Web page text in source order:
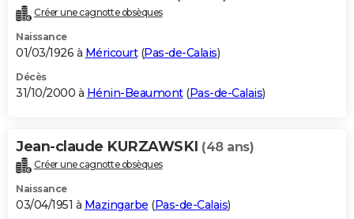
Créer une cagnotte obsèques
Naissance
01/03/1926 à Méricourt(Pas-de-Calais)
Décès
31/10/2000 à Hénin-Beaumont(Pas-de-Calais)
Jean-claude KURZAWSKI (48 ans)
Créer une cagnotte obsèques
Naissance
03/04/1951 à Mazingarbe (Pas-de-Calais)